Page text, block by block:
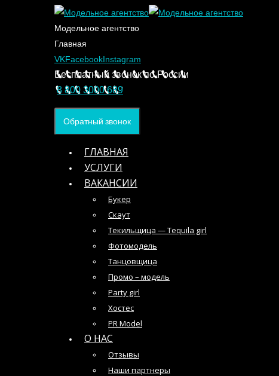
Модельное агентство
Главная
VKFacebookInstagram
Бесплатный звонок по России
8 800 3000 689
Обратный звонок
ГЛАВНАЯ
УСЛУГИ
ВАКАНСИИ
Букер
Скаут
Текильщица — Tequila girl
Фотомодель
Танцовщица
Промо – модель
Party girl
Хостес
PR Model
О НАС
Отзывы
Наши партнеры